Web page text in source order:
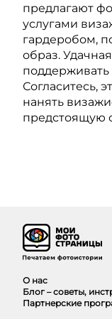
предлагают
услугами
гардеробом,
образ.
Согласитесь,
нанять
предстоящую
О нас
Блог – советы,
Партнерские